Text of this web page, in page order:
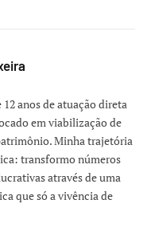
anos de atuação direta
em viabilização de
Minha trajetória
transformo números
através de uma
que só a vivência de